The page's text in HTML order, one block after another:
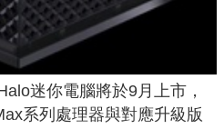
迷你電腦將於9月上市，
系列處理器與對應升級版